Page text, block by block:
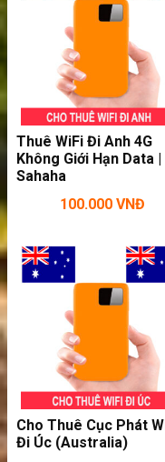
Thuê cục phát
Pin cực khỏe,
12 tiếng liên
mái phát wifi
lịch Trung Quốc
Thuê WiFi Đi Anh 4G
Không Giới Hạn Data |
Sahaha
100.000 VNĐ
Cho Thuê Cục Phát
Đi Úc (Australia)